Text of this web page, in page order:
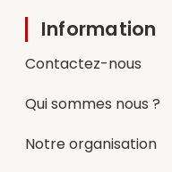
Information
Contactez-nous
Qui sommes nous ?
Notre organisation